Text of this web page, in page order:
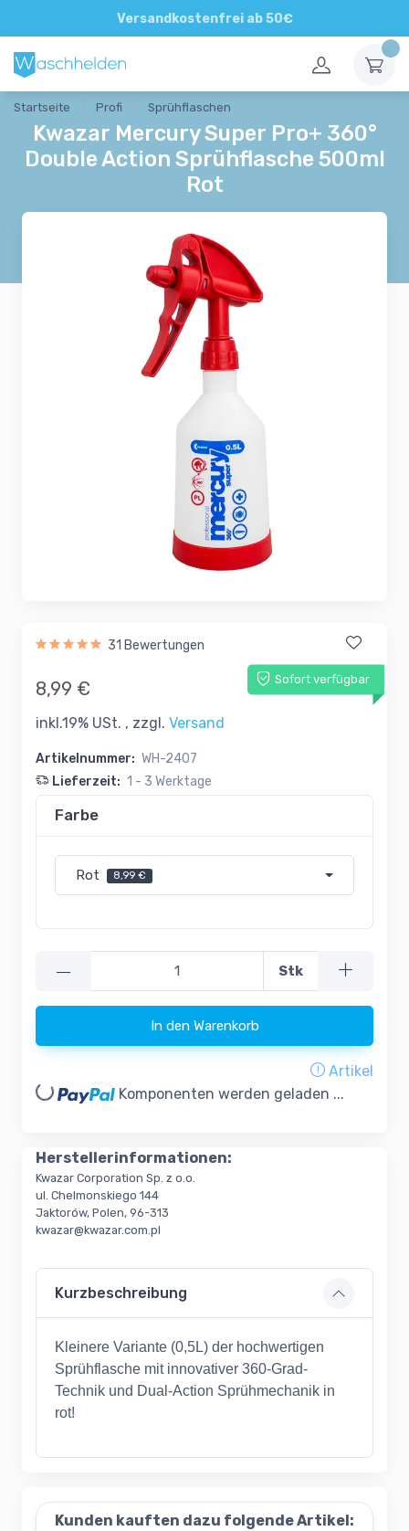
Versandkostenfrei ab 50€
Direkte und persönliche Beratung
Startseite Profi Sprühflaschen
Kwazar Mercury Super Pro+ 360°
Double Action Sprühflasche 500ml
Rot
31 Bewertungen
Sofort verfügbar
8,99 €
inkl.19% USt. , zzgl. Versand
Artikelnummer: WH-2407
Lieferzeit: 1 - 3 Werktage
Farbe
Rot 8,99 €
— Stk
In den Warenkorb
Artikel
Komponenten werden geladen ...
Herstellerinformationen:
Kwazar Corporation Sp. z o.o.
ul. Chelmonskiego 144
Jaktorów, Polen, 96-313
kwazar@kwazar.com.pl
Kurzbeschreibung
Kleinere Variante (0,5L) der hochwertigen
Sprühflasche mit innovativer 360-Grad-
Technik und Dual-Action Sprühmechanik in
rot!
Kunden kauften dazu folgende Artikel: